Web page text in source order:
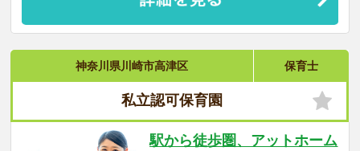
神奈川県川崎市高津区 保育士
私立認可保育園
駅から徒歩圏、アットホーム